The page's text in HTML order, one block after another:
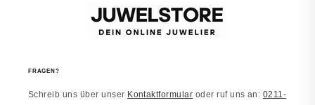
FRAGEN?
Schreib uns über unser Kontaktformular oder ruf uns an: 0211-